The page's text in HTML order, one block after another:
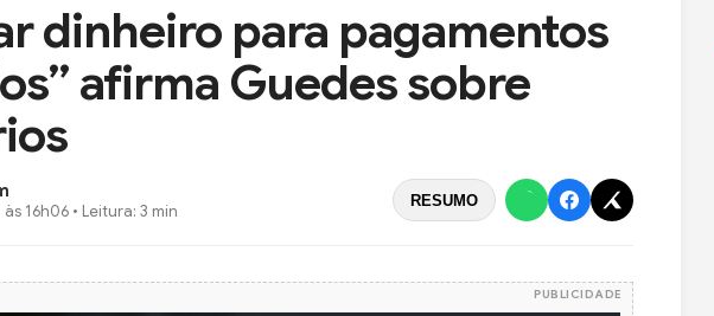
dinheiro para pagamentos
afirma Guedes sobre
16h06 • Leitura: 3 min
RESUMO
PUBLICIDADE